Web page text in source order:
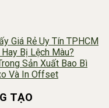
Giá Rẻ Uy Tín TPHCM
Bị Lệch Màu?
Sản Xuất Bao Bì
Và In Offset
TẠO